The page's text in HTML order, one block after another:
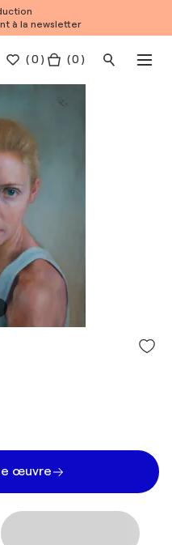
à la newsletter
(0 ) ( 0 )
œuvre